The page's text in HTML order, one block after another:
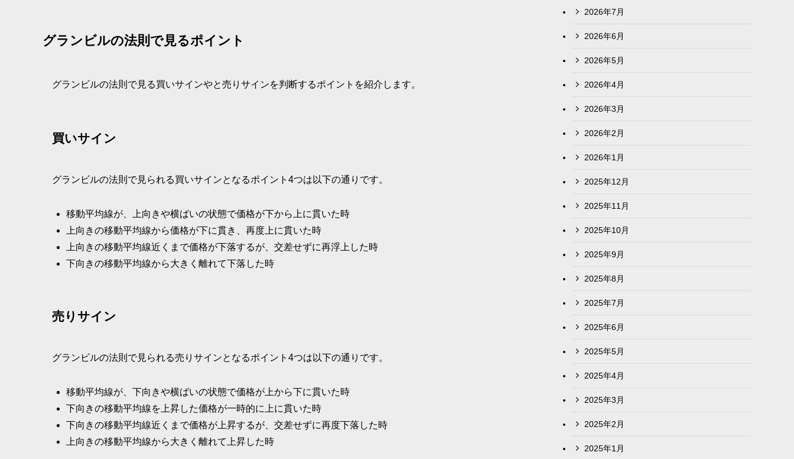
グランビルの法則で見るポイント
グランビルの法則で見る買いサインやと売りサインを判断するポイントを紹介します。
買いサイン
グランビルの法則で見られる買いサインとなるポイント4つは以下の通りです。
移動平均線が、上向きや横ばいの状態で価格が下から上に貫いた時
上向きの移動平均線から価格が下に貫き、再度上に貫いた時
上向きの移動平均線近くまで価格が下落するが、交差せずに再浮上した時
下向きの移動平均線から大きく離れて下落した時
売りサイン
グランビルの法則で見られる売りサインとなるポイント4つは以下の通りです。
移動平均線が、下向きや横ばいの状態で価格が上から下に貫いた時
下向きの移動平均線を上昇した価格が一時的に上に貫いた時
下向きの移動平均線近くまで価格が上昇するが、交差せずに再度下落した時
上向きの移動平均線から大きく離れて上昇した時
2026年7月
2026年6月
2026年5月
2026年4月
2026年3月
2026年2月
2026年1月
2025年12月
2025年11月
2025年10月
2025年9月
2025年8月
2025年7月
2025年6月
2025年5月
2025年4月
2025年3月
2025年2月
2025年1月